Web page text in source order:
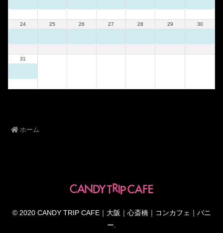
24 25 26 27 28 29 30
31
ホーム
© 2020 CANDY TRIP CAFE｜大阪｜心斎橋｜コンカフェ｜バニ
ー.